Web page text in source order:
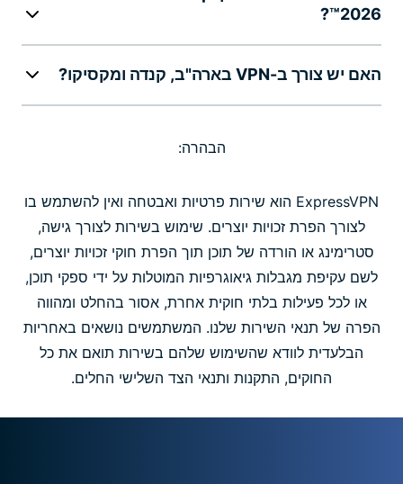
2026™?
האם יש צורך ב-VPN בארה"ב, קנדה ומקסיקו?
הבהרה:
ExpressVPN הוא שירות פרטיות ואבטחה ואין להשתמש בו
לצורך הפרת זכויות יוצרים. שימוש בשירות לצורך גישה,
סטרימינג או הורדה של תוכן תוך הפרת חוקי זכויות יוצרים,
לשם עקיפת מגבלות גיאוגרפיות המוטלות על ידי ספקי תוכן,
או לכל פעילות בלתי חוקית אחרת, אסור בהחלט ומהווה
הפרה של תנאי השירות שלנו. המשתמשים נושאים באחריות
הבלעדית לוודא שהשימוש שלהם בשירות תואם את כל
החוקים, התקנות ותנאי הצד השלישי החלים.